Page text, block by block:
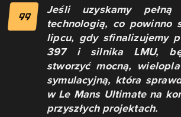
Jeśli uzyskamy
technologią, co powinno
lipcu, gdy sfinalizujemy
397 i silnika LMU,
stworzyć mocną,
symulacyjną, która
w Le Mans Ultimate na
przyszłych projektach.